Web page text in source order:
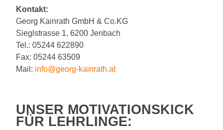
Kontakt:
Georg Kainrath GmbH & Co.KG
Sieglstrasse 1, 6200 Jenbach
Tel.: 05244 622890
Fax: 05244 63509
Mail: info@georg-kainrath.at
UNSER MOTIVATIONSKICK
FÜR LEHRLINGE: